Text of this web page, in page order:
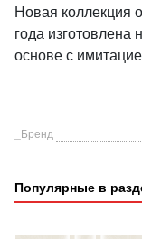
Новая коллекция
года изготовлена
основе с
_Бренд
Популярные в